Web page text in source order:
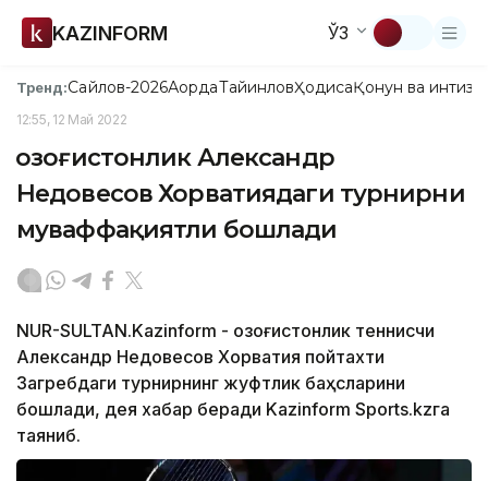
KAZINFORM ЎЗ
Тренд:Сайлов-2026АқордаТайинловҲодисаҚонун ва
12:55, 12 Май 2022
Қозоғистонлик Александр
Недовесов Хорватиядаги турнирни
муваффақиятли бошлади
NUR-SULTAN.Kazinform - Қозоғистонлик теннисчи
Александр Недовесов Хорватия пойтахти
Загребдаги турнирнинг жуфтлик баҳсларини
бошлади, дея хабар беради Kazinform Sports.kzга
таяниб.